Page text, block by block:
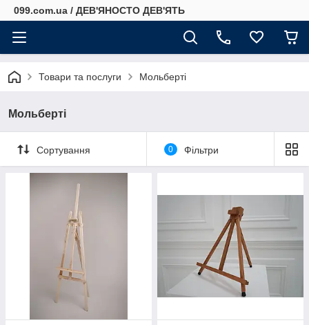
099.com.ua / ДЕВ'ЯНОСТО ДЕВ'ЯТЬ
Товари та послуги Мольберті
Мольберті
Сортування 0 Фільтри